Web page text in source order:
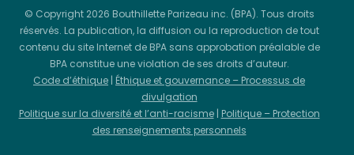
© Copyright 2026 Bouthillette Parizeau inc. (BPA). Tous droits
réservés. La publication, la diffusion ou la reproduction de tout
contenu du site Internet de BPA sans approbation préalable de
BPA constitue une violation de ses droits d’auteur.
Code d’éthique | Éthique et gouvernance – Processus de
divulgation
Politique sur la diversité et l’anti-racisme| Politique – Protection
des renseignements personnels